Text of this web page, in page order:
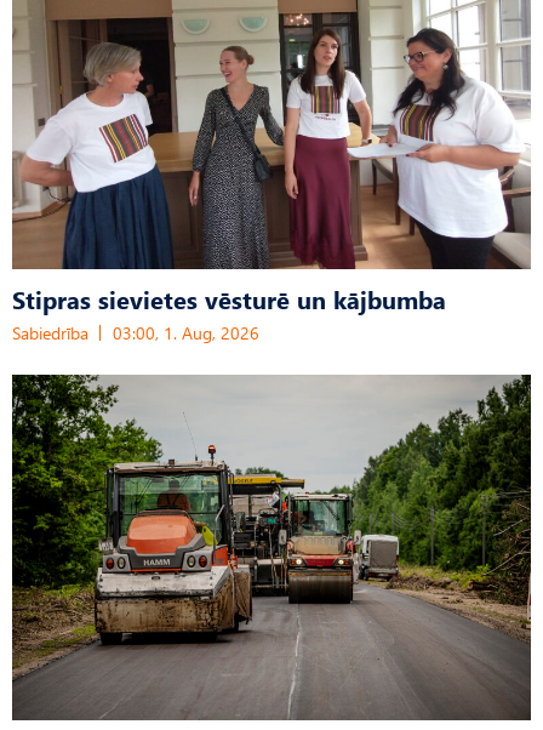
Stipras sievietes vēsturē un kājbumba
Sabiedrība 03:00, 1. Aug, 2026